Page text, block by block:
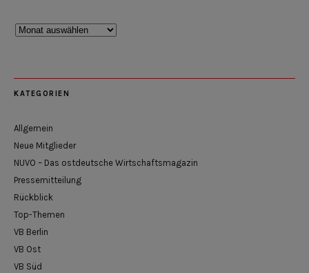
Rückblick
KATEGORIEN
Allgemein
Neue Mitglieder
NUVO – Das ostdeutsche Wirtschaftsmagazin
Pressemitteilung
Rückblick
Top-Themen
VB Berlin
VB Ost
VB Süd